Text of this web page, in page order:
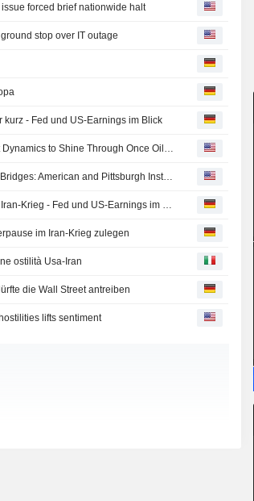
forced brief nationwide halt
stop over IT outage
kurz - Fed und US-Earnings im Blick
American Airlines' Topline, Non-fuel Cost Dynamics to Shine Through Once Oil Stabilizes, UBS Says
Bridging rewarding careers in the City of Bridges: American and Pittsburgh Institute of Aeronautics announce partnership
MÄRKTE USA/Fester mit Feuerpause im Iran-Krieg - Fed und US-Earnings im Blick
im Iran-Krieg zulegen
ostilità Usa-Iran
die Wall Street antreiben
lifts sentiment